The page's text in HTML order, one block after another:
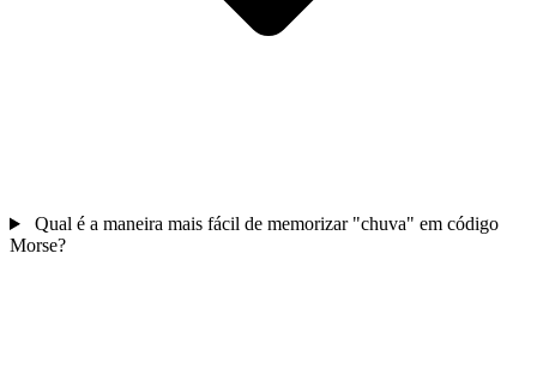
Qual é a maneira mais fácil de memorizar "chuva" em código
Morse?